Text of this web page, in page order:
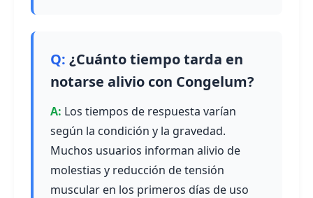
¿Cuánto tiempo tarda en
notarse alivio con Congelum?
Los tiempos de respuesta varían
según la condición y la gravedad.
Muchos usuarios informan alivio de
molestias y reducción de tensión
muscular en los primeros días de uso